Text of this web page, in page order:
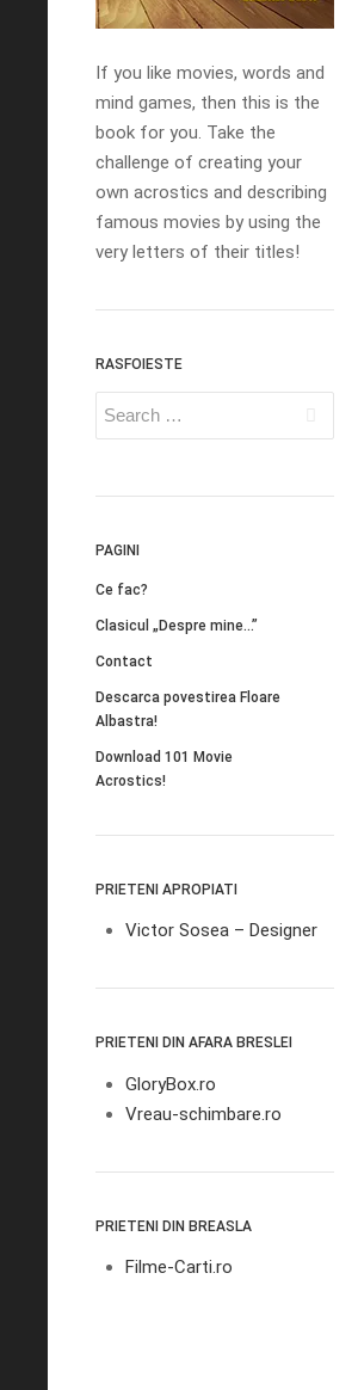
If you like movies, words and
mind games, then this is the
book for you. Take the
challenge of creating your
own acrostics and describing
famous movies by using the
very letters of their titles!
RASFOIESTE
PAGINI
Ce fac?
Clasicul „Despre mine…”
Contact
Descarca povestirea Floare
Albastra!
Download 101 Movie
Acrostics!
PRIETENI APROPIATI
Victor Sosea – Designer
PRIETENI DIN AFARA BRESLEI
GloryBox.ro
Vreau-schimbare.ro
PRIETENI DIN BREASLA
Filme-Carti.ro